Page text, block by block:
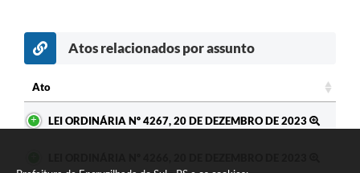
Atos relacionados por assunto
Ato
LEI ORDINÁRIA Nº 4267, 20 DE DEZEMBRO DE 2023